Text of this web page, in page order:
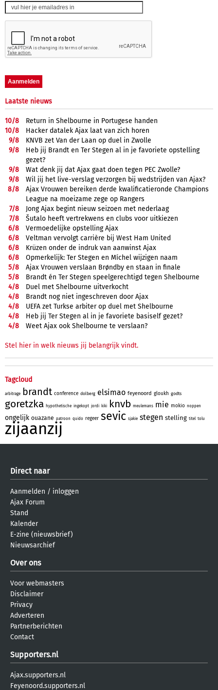
Laatste nieuws
10/8
Return in Shelbourne in Portugese handen
10/8
Hacker datalek Ajax laat van zich horen
9/8
KNVB zet Van der Laan op duel in Zwolle
9/8
Heb jij Brandt en Ter Stegen al in je favoriete opstelling
gezet?
9/8
Wat denk jij dat Ajax gaat doen tegen PEC Zwolle?
9/8
Wil jij het live-verslag verzorgen bij wedstrijden van Ajax?
8/8
Ajax Vrouwen bereiken derde kwalificatieronde Champions
League na moeizame zege op Rangers
7/8
Jong Ajax begint nieuw seizoen met nederlaag
7/8
Šutalo heeft vertrekwens en clubs voor uitkiezen
6/8
Vermoedelijke opstelling Ajax
6/8
Veltman vervolgt carrière bij West Ham United
6/8
Krüzen onder de indruk van aanwinst Ajax
6/8
Opmerkelijk: Ter Stegen en Míchel wijzigen naam
5/8
Ajax Vrouwen verslaan Brøndby en staan in finale
5/8
Brandt én Ter Stegen speelgerechtigd tegen Shelbourne
4/8
Duel met Shelbourne uitverkocht
4/8
Brandt nog niet ingeschreven door Ajax
4/8
UEFA zet Turkse arbiter op duel met Shelbourne
4/8
Heb jij Ter Stegen al in je favoriete basiself gezet?
4/8 Weet Ajax ook Shelbourne te verslaan?
Stel hier in welk nieuws jij belangrijk vindt.
Tagcloud
arbitrage brandt conference dolberg elsimao feyenoord gloukh godts
goretzka hypothetische ingekopt jordi kiki knvb meulemans mie mokio noppen
ongelijk ouazane patroon quido regeer sevic sjakie stegen stelling titel tolu
zijaanzij
Direct naar
Aanmelden / inloggen
Ajax Forum
Stand
Kalender
E-zine (nieuwsbrief)
Nieuwsarchief
Over ons
Voor webmasters
Disclaimer
Privacy
Adverteren
Partnerberichten
Contact
Supporters.nl
Ajax.supporters.nl
Feyenoord.supporters.nl